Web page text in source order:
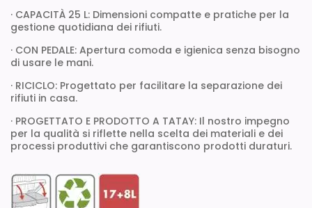
· CAPACITÀ 25 L: Dimensioni compatte e pratiche per la
gestione quotidiana dei rifiuti.
· CON PEDALE: Apertura comoda e igienica senza bisogno
di usare le mani.
· RICICLO: Progettato per facilitare la separazione dei
rifiuti in casa.
· PROGETTATO E PRODOTTO A TATAY: Il nostro impegno
per la qualità si riflette nella scelta dei materiali e dei
processi produttivi che garantiscono prodotti duraturi.